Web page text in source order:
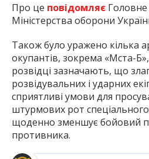
Про це повідомляє Головне
Міністерства оборони
Також було уражено кілька
окупантів, зокрема «Мста-
розвідці зазначають, що
розвідувальних і ударних
сприятливі умови для
штурмових рот
щоденно зменшує бойовий
противника.